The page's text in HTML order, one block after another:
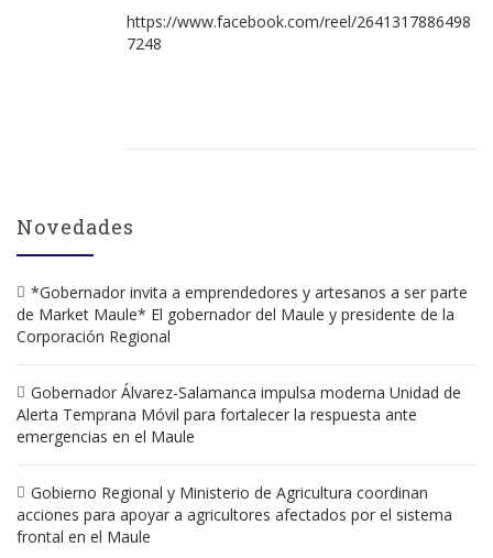
https://www.facebook.com/reel/2641317886498
7248
Novedades
*Gobernador invita a emprendedores y artesanos a ser parte
de Market Maule* El gobernador del Maule y presidente de la
Corporación Regional
Gobernador Álvarez-Salamanca impulsa moderna Unidad de
Alerta Temprana Móvil para fortalecer la respuesta ante
emergencias en el Maule
Gobierno Regional y Ministerio de Agricultura coordinan
acciones para apoyar a agricultores afectados por el sistema
frontal en el Maule